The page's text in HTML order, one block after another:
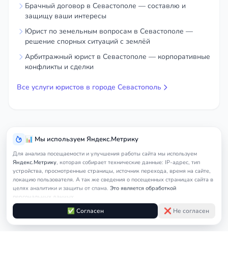
📊 Мы используем Яндекс.Метрику
Для анализа посещаемости и улучшения работы сайта мы используем
Яндекс.Метрику, которая собирает технические данные: IP-адрес, тип
устройства, просмотренные страницы, источник перехода, время на сайте,
локацию пользователя. А так же сведения о посещенных страницах сайта в
целях аналитики и защиты от спама. Это является обработкой
персональных данных.
Подробнее в Согласии на обработку персональных данных
Правилах
обработки cookie
✅ Согласен ❌ Не согласен
Брачный договор в Севастополе — составлю и
защищу ваши интересы
Юрист по земельным вопросам в Севастополе —
решение спорных ситуаций с землёй
Арбитражный юрист в Севастополе — корпоративные
конфликты и сделки
Все услуги юристов в городе Севастополь